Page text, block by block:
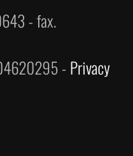
- fax.
- Privacy